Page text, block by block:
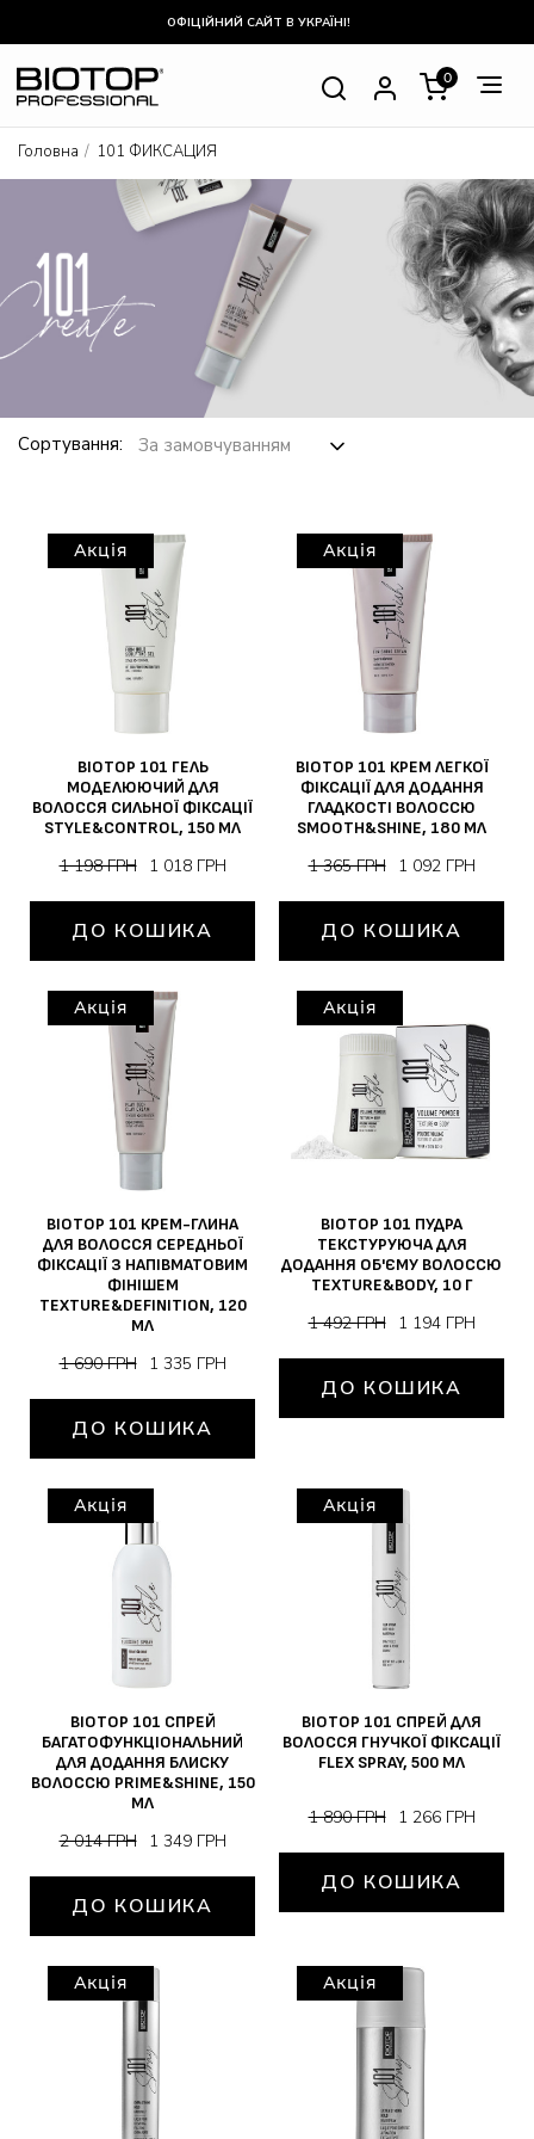
ОФІЦІЙНИЙ САЙТ В УКРАЇНІ!
0
Головна 101 ФИКСАЦИЯ
Сортування:
Акція
BIOTOP 101 ГЕЛЬ
МОДЕЛЮЮЧИЙ ДЛЯ
ВОЛОССЯ СИЛЬНОЇ ФІКСАЦІЇ
STYLE&CONTROL, 150 МЛ
1 198 ГРН 1 018 ГРН
ДО КОШИКА
Акція
BIOTOP 101 КРЕМ ЛЕГКОЇ
ФІКСАЦІЇ ДЛЯ ДОДАННЯ
ГЛАДКОСТІ ВОЛОССЮ
SMOOTH&SHINE, 180 МЛ
1 365 ГРН 1 092 ГРН
ДО КОШИКА
Акція
BIOTOP 101 КРЕМ-ГЛИНА
ДЛЯ ВОЛОССЯ СЕРЕДНЬОЇ
ФІКСАЦІЇ З НАПІВМАТОВИМ
ФІНІШЕМ
TEXTURE&DEFINITION, 120
МЛ
1 690 ГРН 1 335 ГРН
ДО КОШИКА
Акція
BIOTOP 101 ПУДРА
ТЕКСТУРУЮЧА ДЛЯ
ДОДАННЯ ОБ'ЄМУ ВОЛОССЮ
TEXTURE&BODY, 10 Г
1 492 ГРН 1 194 ГРН
ДО КОШИКА
Акція
BIOTOP 101 СПРЕЙ
БАГАТОФУНКЦІОНАЛЬНИЙ
ДЛЯ ДОДАННЯ БЛИСКУ
ВОЛОССЮ PRIME&SHINE, 150
МЛ
2 014 ГРН 1 349 ГРН
ДО КОШИКА
Акція
BIOTOP 101 СПРЕЙ ДЛЯ
ВОЛОССЯ ГНУЧКОЇ ФІКСАЦІЇ
FLEX SPRAY, 500 МЛ
1 890 ГРН 1 266 ГРН
ДО КОШИКА
Акція Акція